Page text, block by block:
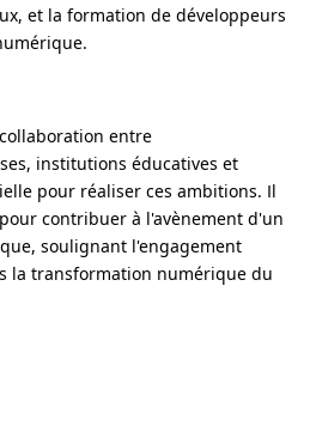
et la formation de développeurs
entre
institutions éducatives et
pour réaliser ces ambitions. Il
contribuer à l'avènement d'un
soulignant l'engagement
la transformation numérique du